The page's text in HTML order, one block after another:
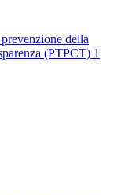
della
(PTPCT) 1